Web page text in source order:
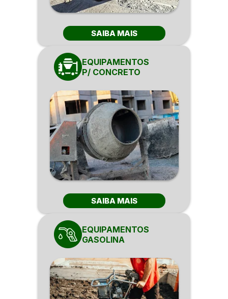
SAIBA MAIS
EQUIPAMENTOS
P/ CONCRETO
SAIBA MAIS
EQUIPAMENTOS
GASOLINA